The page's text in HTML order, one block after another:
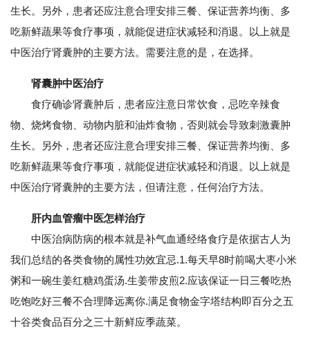
生长。另外，患者还应注意合理安排三餐、保证营养均衡、多
吃新鲜蔬果等食疗事项，就能促进症状减轻和消退。以上就是
中医治疗肾囊肿的主要方法。需要注意的是，在选择。
肾囊肿中医治疗
食疗确诊肾囊肿后，患者应注意日常饮食，忌吃辛辣食
物、烧烤食物、动物内脏和油炸食物，否则就会导致刺激囊肿
生长。另外，患者还应注意合理安排三餐、保证营养均衡、多
吃新鲜蔬果等食疗事项，就能促进症状减轻和消退。以上就是
中医治疗肾囊肿的主要方法，但请注意，任何治疗方法。
肝内血管瘤中医怎样治疗
中医治病防病的根本就是补气血通经络食疗是依据古人为
我们总结的各类食物的属性功效宜忌.1.每天早8时前喝大枣小米
粥和一碗生姜红糖鸡蛋汤.生姜带皮煎2.应该保证一日三餐吃热
吃饱吃好三餐不合理降远离你.满足食物金字塔结构即百分之五
十谷类食品百分之三十新鲜应季蔬菜。